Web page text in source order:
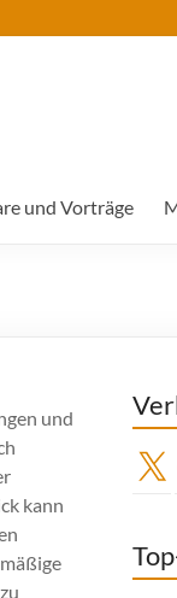
und Vorträge
und
kann
X